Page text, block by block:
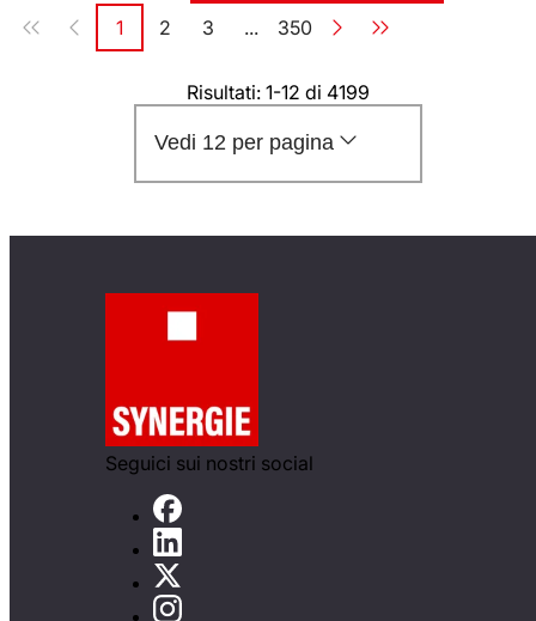
Paginazione
Pagina
1 Pagina
2 Pagina
3 ... Pagina
350
Risultati: 1-12 di 4199
Vedi 12 per pagina
Seguici sui nostri social